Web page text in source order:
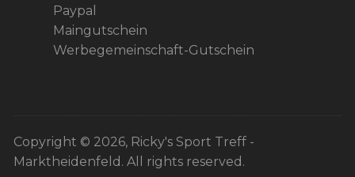
Paypal
Maingutschein
Werbegemeinschaft-Gutschein
Copyright © 2026, Ricky's Sport Treff -
Marktheidenfeld. All rights reserved.